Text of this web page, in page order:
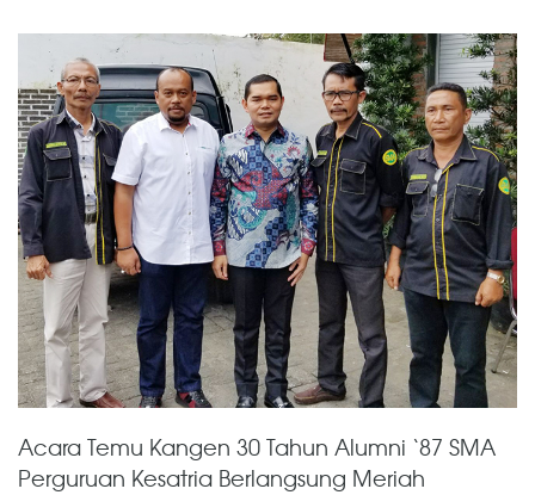
Acara Temu Kangen 30 Tahun Alumni ‘87 SMA
Perguruan Kesatria Berlangsung Meriah